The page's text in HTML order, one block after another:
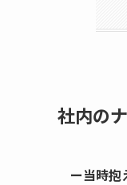
社内の
ー当時抱